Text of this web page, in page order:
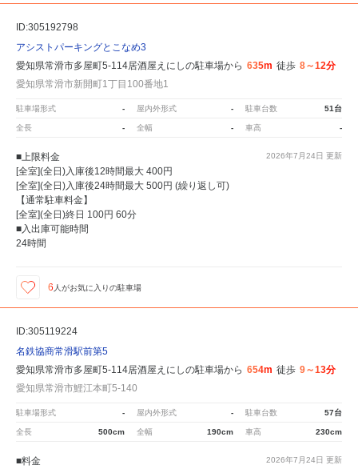
ID:305192798
アシストパーキングとこなめ3
愛知県常滑市多屋町5-114居酒屋えにしの駐車場から 635m 徒歩 8～12分
愛知県常滑市新開町1丁目100番地1
駐車場形式 - 屋内外形式 - 駐車台数 51台
全長 - 全幅 - 車高 -
2026年7月24日 更新
■上限料金
[全室](全日)入庫後12時間最大 400円
[全室](全日)入庫後24時間最大 500円 (繰り返し可)
【通常駐車料金】
[全室](全日)終日 100円 60分
■入出庫可能時間
24時間
6 人がお気に入りの駐車場
ID:305119224
名鉄協商常滑駅前第5
愛知県常滑市多屋町5-114居酒屋えにしの駐車場から 654m 徒歩 9～13分
愛知県常滑市鯉江本町5-140
駐車場形式 - 屋内外形式 - 駐車台数 57台
全長 500cm 全幅 190cm 車高 230cm
2026年7月24日 更新
■料金